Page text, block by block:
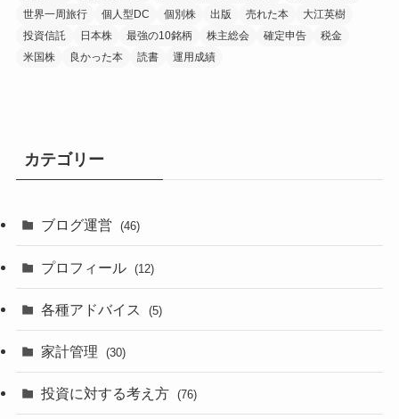
世界一周旅行
個人型DC 個別株 出版 売れた本
大江英樹
投資信託
日本株 最強の10銘柄 株主総会 確定申告
税金
米国株
良かった本 読書 運用成績
カテゴリー
ブログ運営 (46)
プロフィール (12)
各種アドバイス (5)
家計管理 (30)
投資に対する考え方 (76)